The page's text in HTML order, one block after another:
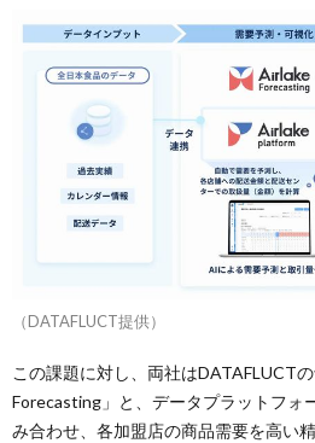
（DATAFLUCT提供）
この課題に対し、両社はDATAFLUCT
Forecasting」と、データプラットフォ
み合わせ、各加盟店の商品需要を高い